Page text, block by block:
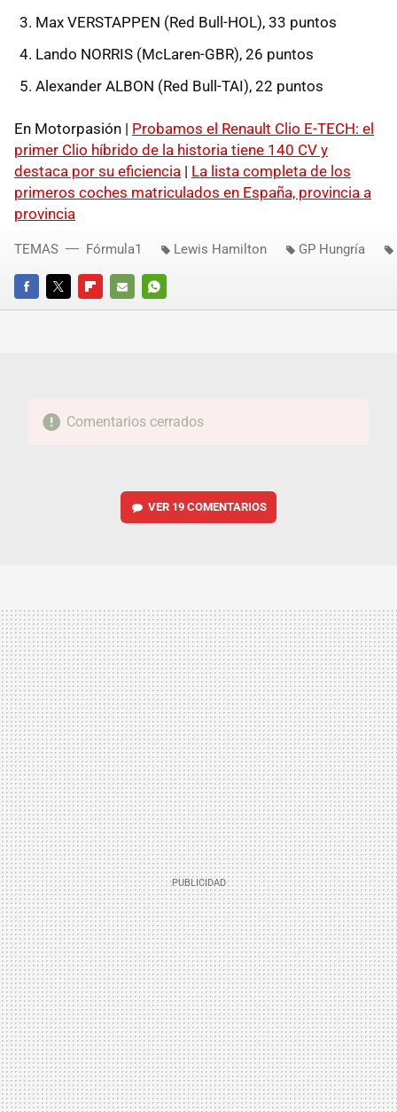
Max VERSTAPPEN (Red Bull-HOL), 33 puntos
Lando NORRIS (McLaren-GBR), 26 puntos
Alexander ALBON (Red Bull-TAI), 22 puntos
En Motorpasión | Probamos el Renault Clio E-TECH: el
primer Clio híbrido de la historia tiene 140 CV y
destaca por su eficiencia | La lista completa de los
primeros coches matriculados en España, provincia a
provincia
FACEBOOKTWITTERFLIPBOARD
E-
WHATSAPP
TEMAS Fórmula1 Lewis Hamilton GP Hungría
Comentarios cerrados
VER 19 COMENTARIOS